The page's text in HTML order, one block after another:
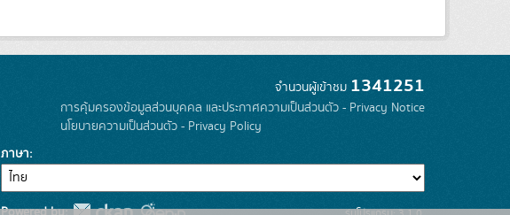
จำนวนผู้เข้าชม 1341251
การคุ้มครองข้อมูลส่วนบุคคล และประกาศความเป็นส่วนตัว - Privacy Notice
นโยบายความเป็นส่วนตัว - Privacy Policy
ภาษา